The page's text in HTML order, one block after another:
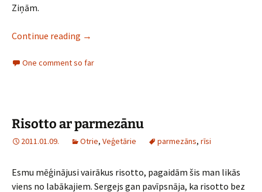
Ziņām.
Continue reading Gaisīgas kabaču pankūkas
→
One comment so far
Risotto ar parmezānu
2011.01.09. Otrie, Veģetārie parmezāns, rīsi
Esmu mēģinājusi vairākus risotto, pagaidām šis man likās
viens no labākajiem. Sergejs gan pavīpsnāja, ka risotto bez